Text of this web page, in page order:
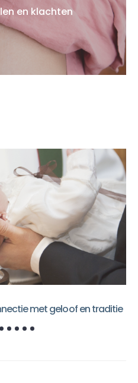
en klachten
met geloof en traditie